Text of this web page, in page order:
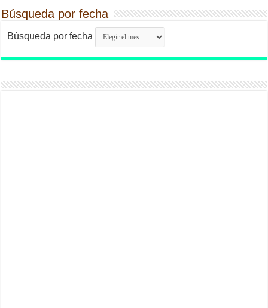
Búsqueda por fecha
Búsqueda por fecha